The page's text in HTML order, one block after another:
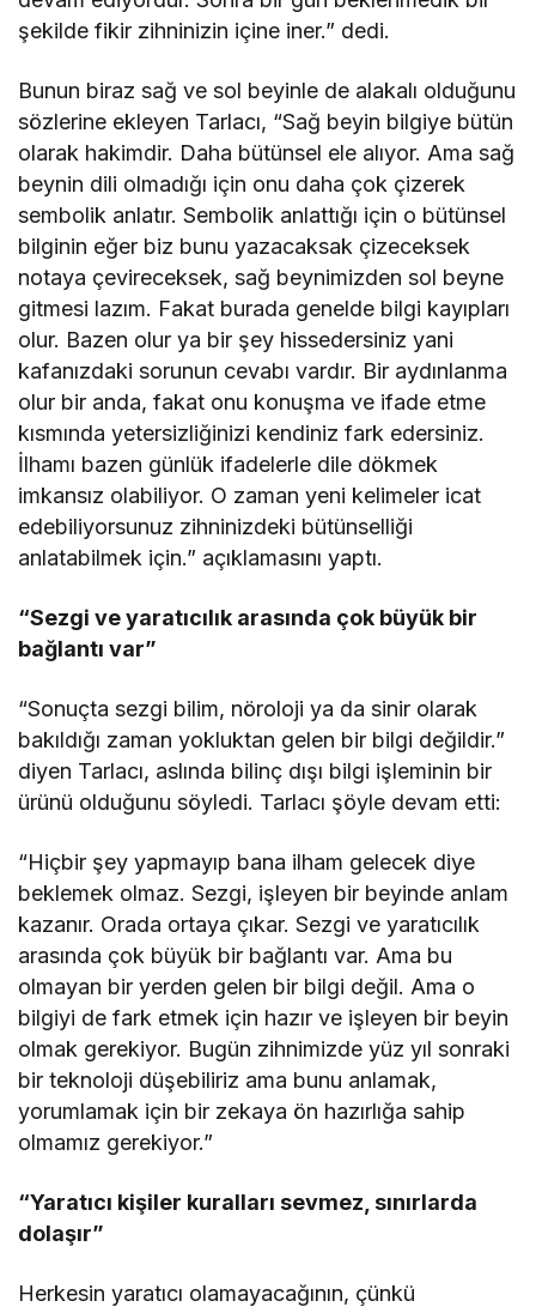
şekilde fikir zihninizin içine iner.” dedi.
Bunun biraz sağ ve sol beyinle de alakalı olduğunu
sözlerine ekleyen Tarlacı, “Sağ beyin bilgiye bütün
olarak hakimdir. Daha bütünsel ele alıyor. Ama sağ
beynin dili olmadığı için onu daha çok çizerek
sembolik anlatır. Sembolik anlattığı için o bütünsel
bilginin eğer biz bunu yazacaksak çizeceksek
notaya çevireceksek, sağ beynimizden sol beyne
gitmesi lazım. Fakat burada genelde bilgi kayıpları
olur. Bazen olur ya bir şey hissedersiniz yani
kafanızdaki sorunun cevabı vardır. Bir aydınlanma
olur bir anda, fakat onu konuşma ve ifade etme
kısmında yetersizliğinizi kendiniz fark edersiniz.
İlhamı bazen günlük ifadelerle dile dökmek
imkansız olabiliyor. O zaman yeni kelimeler icat
edebiliyorsunuz zihninizdeki bütünselliği
anlatabilmek için.” açıklamasını yaptı.
“Sezgi ve yaratıcılık arasında çok büyük bir
bağlantı var”
“Sonuçta sezgi bilim, nöroloji ya da sinir olarak
bakıldığı zaman yokluktan gelen bir bilgi değildir.”
diyen Tarlacı, aslında bilinç dışı bilgi işleminin bir
ürünü olduğunu söyledi. Tarlacı şöyle devam etti:
“Hiçbir şey yapmayıp bana ilham gelecek diye
beklemek olmaz. Sezgi, işleyen bir beyinde anlam
kazanır. Orada ortaya çıkar. Sezgi ve yaratıcılık
arasında çok büyük bir bağlantı var. Ama bu
olmayan bir yerden gelen bir bilgi değil. Ama o
bilgiyi de fark etmek için hazır ve işleyen bir beyin
olmak gerekiyor. Bugün zihnimizde yüz yıl sonraki
bir teknoloji düşebiliriz ama bunu anlamak,
yorumlamak için bir zekaya ön hazırlığa sahip
olmamız gerekiyor.”
“Yaratıcı kişiler kuralları sevmez, sınırlarda
dolaşır”
Herkesin yaratıcı olamayacağının, çünkü